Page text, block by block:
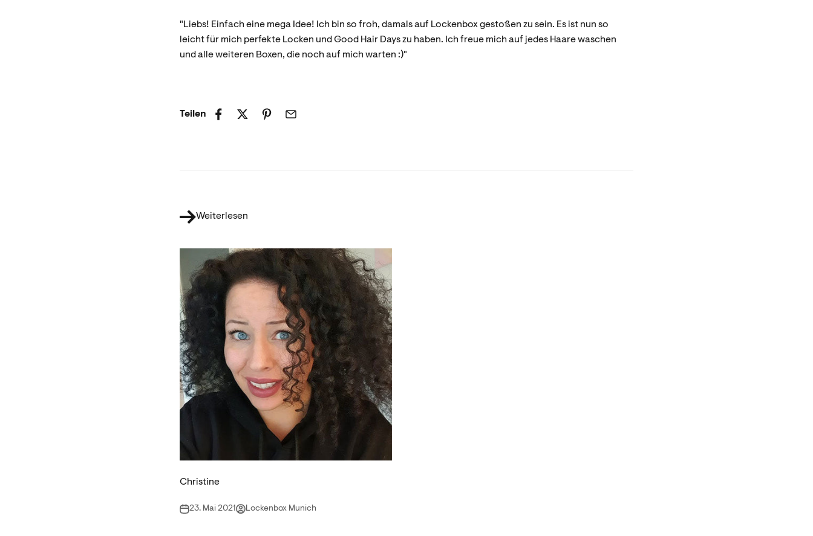
"Liebs! Einfach eine mega Idee! Ich bin so froh, damals auf Lockenbox gestoßen zu sein. Es ist nun so
leicht für mich perfekte Locken und Good Hair Days zu haben. Ich freue mich auf jedes Haare waschen
und alle weiteren Boxen, die noch auf mich warten :)"
Teilen
Weiterlesen
Christine
23. Mai 2021 Lockenbox Munich